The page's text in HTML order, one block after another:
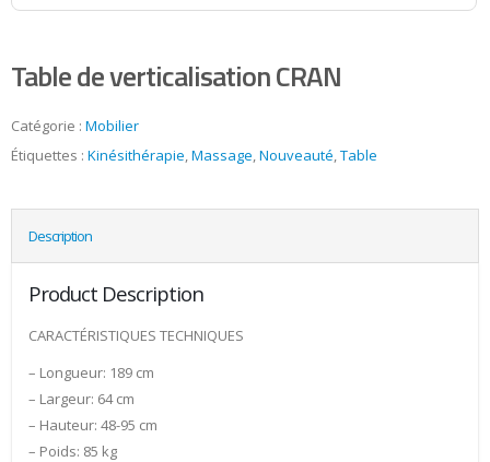
Table de verticalisation CRAN
Catégorie : Mobilier
Étiquettes : Kinésithérapie,Massage,Nouveauté,Table
Description
Product Description
CARACTÉRISTIQUES TECHNIQUES
– Longueur: 189 cm
– Largeur: 64 cm
– Hauteur: 48-95 cm
– Poids: 85 kg